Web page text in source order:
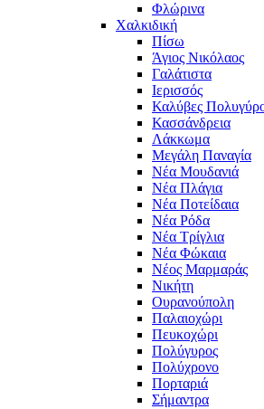
Φλώρινα
Χαλκιδική
Πίσω
Άγιος Νικόλαος
Γαλάτιστα
Ιερισσός
Καλύβες
Κασσάνδρεια
Λάκκωμα
Μεγάλη Παναγία
Νέα Μουδανιά
Νέα Πλάγια
Νέα Ποτείδαια
Νέα Ρόδα
Νέα Τρίγλια
Νέα Φώκαια
Νέος Μαρμαράς
Νικήτη
Ουρανούπολη
Παλαιοχώρι
Πευκοχώρι
Πολύγυρος
Πολύχρονο
Πορταριά
Σήμαντρα